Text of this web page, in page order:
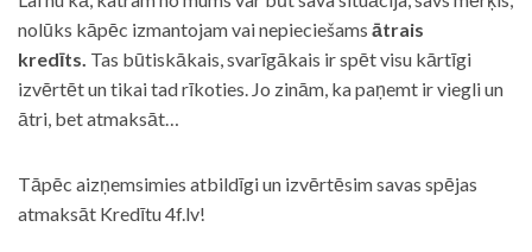
nolūks kāpēc izmantojam vai nepieciešams ātrais
kredīts. Tas būtiskākais, svarīgākais ir spēt visu kārtīgi
izvērtēt un tikai tad rīkoties. Jo zinām, ka paņemt ir viegli un
ātri, bet atmaksāt…
Tāpēc aizņemsimies atbildīgi un izvērtēsim savas spējas
atmaksāt Kredītu 4f.lv!